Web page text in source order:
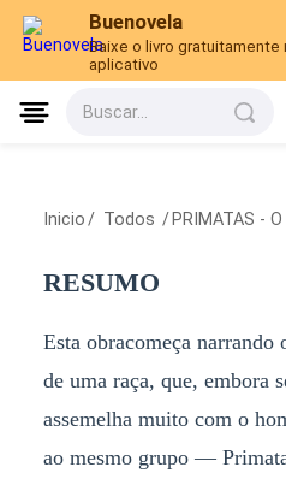
Buenovela
Baixe o livro gratuitamente
aplicativo
Buscar...
Inicio / Todos / PRIMATAS -
RESUMO
Esta obracomeça narrando
de uma raça, que, embora
assemelha muito com o
ao mesmo grupo —